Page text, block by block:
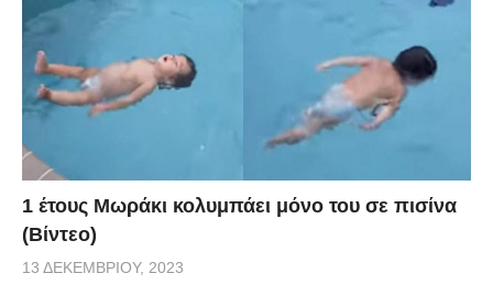
1 έτους Μωράκι κολυμπάει μόνο του σε πισίνα
(Βίντεο)
13 ΔΕΚΕΜΒΡΊΟΥ, 2023